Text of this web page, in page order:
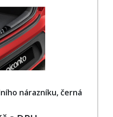
nárazníku, černá